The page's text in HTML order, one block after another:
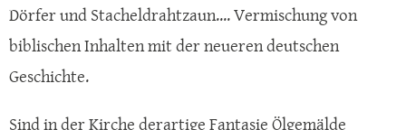
Dörfer und Stacheldrahtzaun.... Vermischung von
biblischen Inhalten mit der neueren deutschen
Geschichte.
Sind in der Kirche derartige Fantasie Ölgemälde